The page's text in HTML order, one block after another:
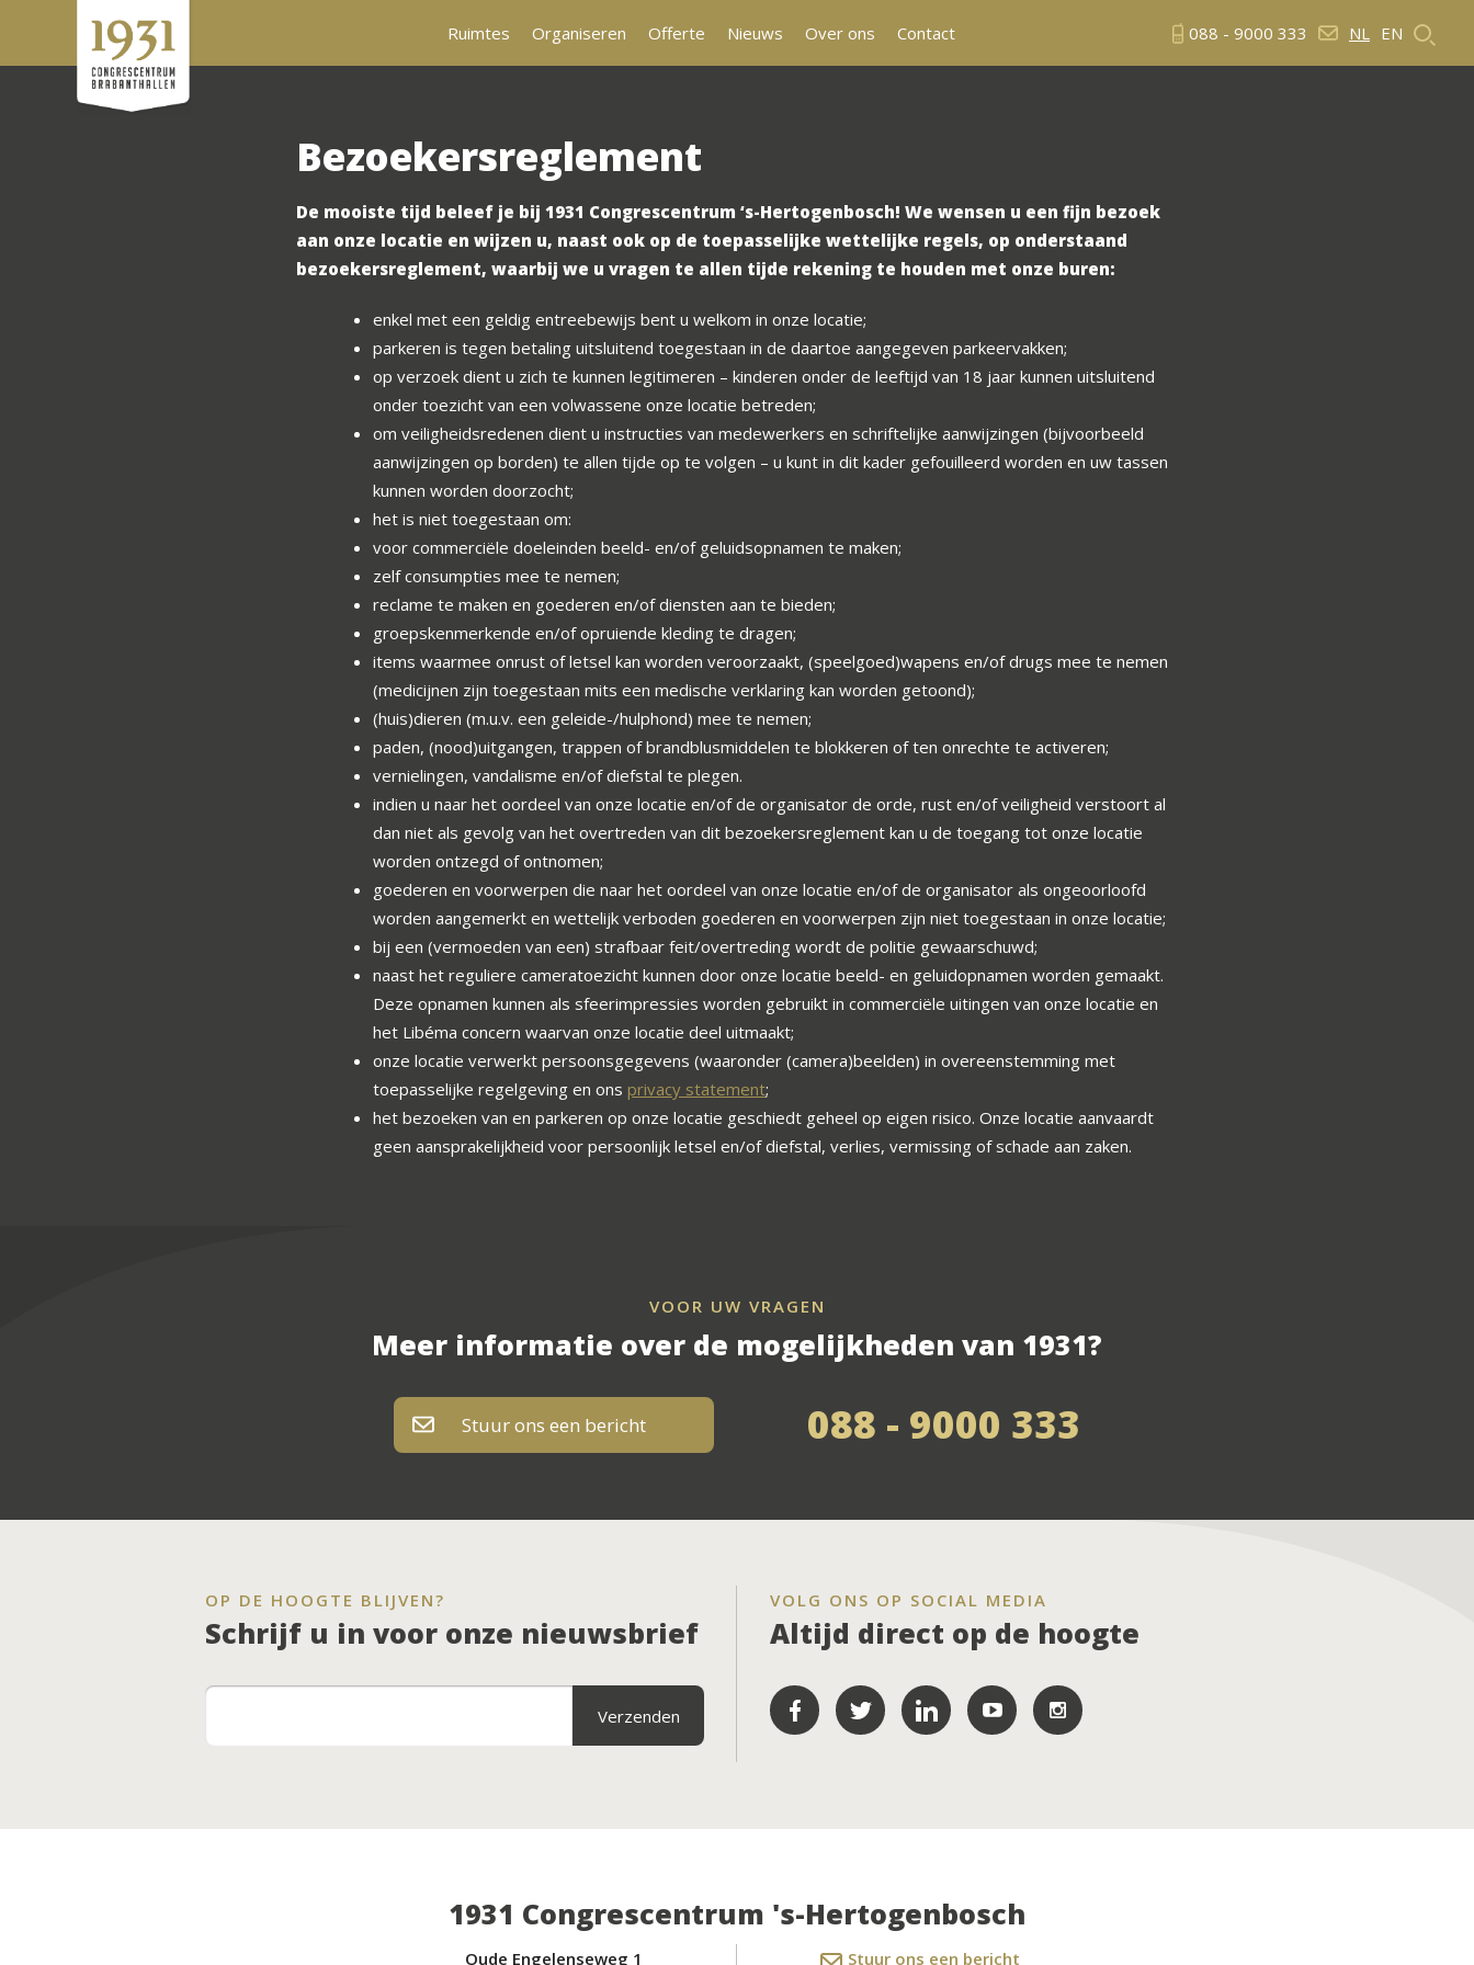
Ruimtes Organiseren Offerte Nieuws Over ons Contact 088 - 9000 333 NL EN
Bezoekersreglement
De mooiste tijd beleef je bij 1931 Congrescentrum ‘s-Hertogenbosch! We wensen u een fijn bezoek
aan onze locatie en wijzen u, naast ook op de toepasselijke wettelijke regels, op onderstaand
bezoekersreglement, waarbij we u vragen te allen tijde rekening te houden met onze buren:
enkel met een geldig entreebewijs bent u welkom in onze locatie;
parkeren is tegen betaling uitsluitend toegestaan in de daartoe aangegeven parkeervakken;
op verzoek dient u zich te kunnen legitimeren – kinderen onder de leeftijd van 18 jaar kunnen uitsluitend
onder toezicht van een volwassene onze locatie betreden;
om veiligheidsredenen dient u instructies van medewerkers en schriftelijke aanwijzingen (bijvoorbeeld
aanwijzingen op borden) te allen tijde op te volgen – u kunt in dit kader gefouilleerd worden en uw tassen
kunnen worden doorzocht;
het is niet toegestaan om:
voor commerciële doeleinden beeld- en/of geluidsopnamen te maken;
zelf consumpties mee te nemen;
reclame te maken en goederen en/of diensten aan te bieden;
groepskenmerkende en/of opruiende kleding te dragen;
items waarmee onrust of letsel kan worden veroorzaakt, (speelgoed)wapens en/of drugs mee te nemen
(medicijnen zijn toegestaan mits een medische verklaring kan worden getoond);
(huis)dieren (m.u.v. een geleide-/hulphond) mee te nemen;
paden, (nood)uitgangen, trappen of brandblusmiddelen te blokkeren of ten onrechte te activeren;
vernielingen, vandalisme en/of diefstal te plegen.
indien u naar het oordeel van onze locatie en/of de organisator de orde, rust en/of veiligheid verstoort al
dan niet als gevolg van het overtreden van dit bezoekersreglement kan u de toegang tot onze locatie
worden ontzegd of ontnomen;
goederen en voorwerpen die naar het oordeel van onze locatie en/of de organisator als ongeoorloofd
worden aangemerkt en wettelijk verboden goederen en voorwerpen zijn niet toegestaan in onze locatie;
bij een (vermoeden van een) strafbaar feit/overtreding wordt de politie gewaarschuwd;
naast het reguliere cameratoezicht kunnen door onze locatie beeld- en geluidopnamen worden gemaakt.
Deze opnamen kunnen als sfeerimpressies worden gebruikt in commerciële uitingen van onze locatie en
het Libéma concern waarvan onze locatie deel uitmaakt;
onze locatie verwerkt persoonsgegevens (waaronder (camera)beelden) in overeenstemming met
toepasselijke regelgeving en ons privacy statement;
het bezoeken van en parkeren op onze locatie geschiedt geheel op eigen risico. Onze locatie aanvaardt
geen aansprakelijkheid voor persoonlijk letsel en/of diefstal, verlies, vermissing of schade aan zaken.
VOOR UW VRAGEN
Meer informatie over de mogelijkheden van 1931?
Stuur ons een bericht 088 - 9000 333
OP DE HOOGTE BLIJVEN?
Schrijf u in voor onze nieuwsbrief
VOLG ONS OP SOCIAL MEDIA
Altijd direct op de hoogte
1931 Congrescentrum 's-Hertogenbosch
Oude Engelenseweg 1 Stuur ons een bericht